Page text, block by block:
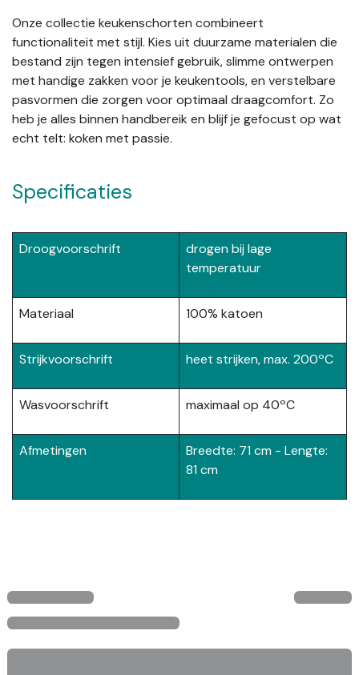
Onze collectie keukenschorten combineert
functionaliteit met stijl. Kies uit duurzame materialen die
bestand zijn tegen intensief gebruik, slimme ontwerpen
met handige zakken voor je keukentools, en verstelbare
pasvormen die zorgen voor optimaal draagcomfort. Zo
heb je alles binnen handbereik en blijf je gefocust op wat
echt telt: koken met passie.
Specificaties
Droogvoorschrift
drogen bij lage
temperatuur
Materiaal 100% katoen
Strijkvoorschrift heet strijken, max. 200ºC
Wasvoorschrift maximaal op 40ºC
Afmetingen
Breedte: 71 cm - Lengte:
81 cm